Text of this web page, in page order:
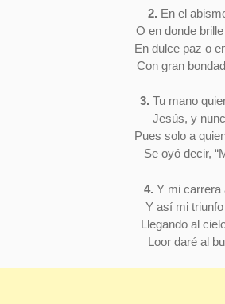
2. En el
O en donde
En dulce paz o
Con gran
3. Tu mano
Jesús, y
Pues solo a
Se oyó decir,
4. Y mi carrera
Y así mi
Llegando al
Loor daré al